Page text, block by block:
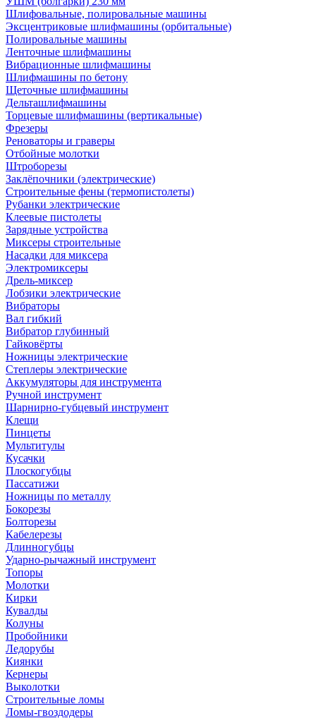
Шлифовальные, полировальные машины
Эксцентриковые шлифмашины (орбитальные)
Полировальные машины
Ленточные шлифмашины
Вибрационные шлифмашины
Шлифмашины по бетону
Щеточные шлифмашины
Дельташлифмашины
Торцевые шлифмашины (вертикальные)
Фрезеры
Реноваторы и граверы
Отбойные молотки
Штроборезы
Заклёпочники (электрические)
Строительные фены (термопистолеты)
Рубанки электрические
Клеевые пистолеты
Зарядные устройства
Миксеры строительные
Насадки для миксера
Электромиксеры
Дрель-миксер
Лобзики электрические
Вибраторы
Вал гибкий
Вибратор глубинный
Гайковёрты
Ножницы электрические
Степлеры электрические
Аккумуляторы для инструмента
Ручной инструмент
Шарнирно-губцевый инструмент
Клещи
Пинцеты
Мультитулы
Кусачки
Плоскогубцы
Пассатижи
Ножницы по металлу
Бокорезы
Болторезы
Кабелерезы
Длинногубцы
Ударно-рычажный инструмент
Топоры
Молотки
Кирки
Кувалды
Колуны
Пробойники
Ледорубы
Киянки
Кернеры
Выколотки
Строительные ломы
Ломы-гвоздодеры